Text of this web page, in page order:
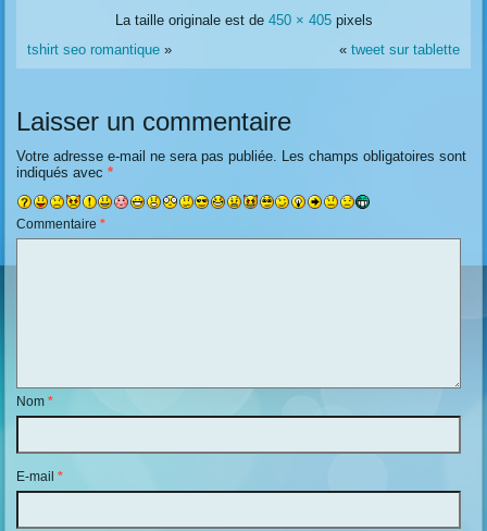
La taille originale est de 450 × 405pixels
tshirt seo romantique » « tweet sur tablette
Laisser un commentaire
Votre adresse e-mail ne sera pas publiée.
Les champs obligatoires sont
indiqués avec*
Commentaire*
Nom*
E-mail*